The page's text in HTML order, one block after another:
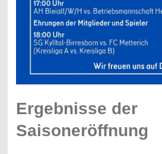
Ergebnisse der
Saisoneröffnung